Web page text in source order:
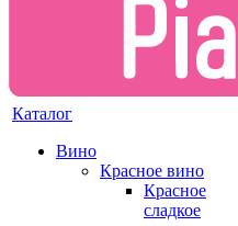
Каталог
Вино
Красное вино
Красное
сладкое